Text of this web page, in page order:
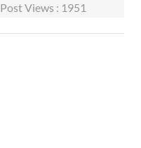
Post Views : 1951